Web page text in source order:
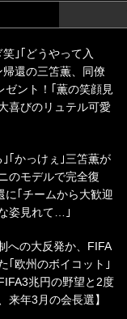
笑｣｢どうやって入
還の三笘薫、同僚
ゼント！｢薫の笑顔見
喜びのリュテル可愛
｣｢かっけぇ｣三笘薫が
のモデルで完全復
に｢チームから大歓迎
姿見れて…｣
への大反発か、FIFA
｢欧州のボイコット｣
兆円の野望と2度
来年3月の会長選】